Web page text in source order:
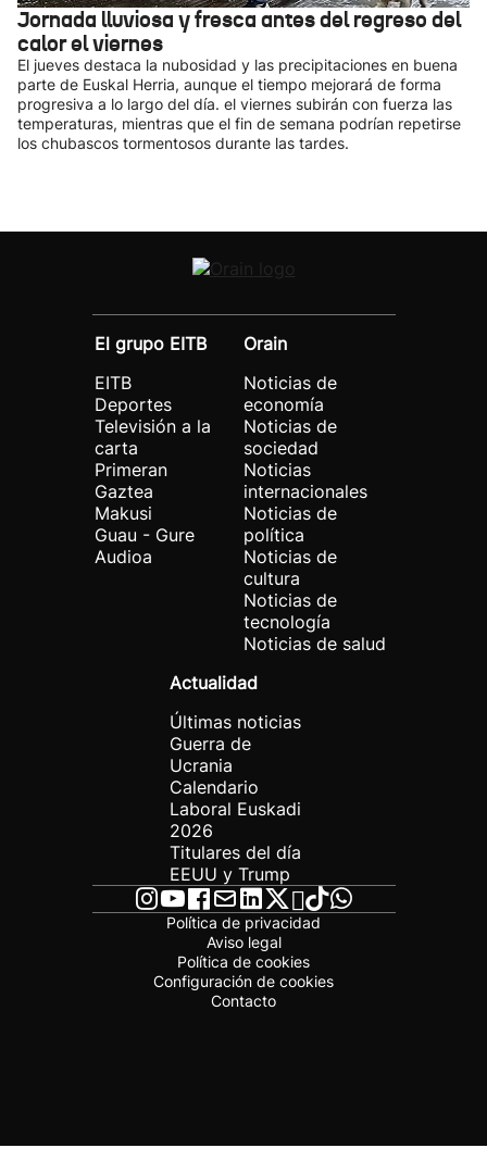
Jornada lluviosa y fresca antes del regreso del
calor el viernes
El jueves destaca la nubosidad y las precipitaciones en buena
parte de Euskal Herria, aunque el tiempo mejorará de forma
progresiva a lo largo del día. el viernes subirán con fuerza las
temperaturas, mientras que el fin de semana podrían repetirse
los chubascos tormentosos durante las tardes.
El grupo EITB
EITB
Deportes
Televisión a la
carta
Primeran
Gaztea
Makusi
Guau - Gure
Audioa
Orain
Noticias de
economía
Noticias de
sociedad
Noticias
internacionales
Noticias de
política
Noticias de
cultura
Noticias de
tecnología
Noticias de salud
Actualidad
Últimas noticias
Guerra de
Ucrania
Calendario
Laboral Euskadi
2026
Titulares del día
EEUU y Trump
Política de privacidad
Aviso legal
Política de cookies
Configuración de cookies
Contacto